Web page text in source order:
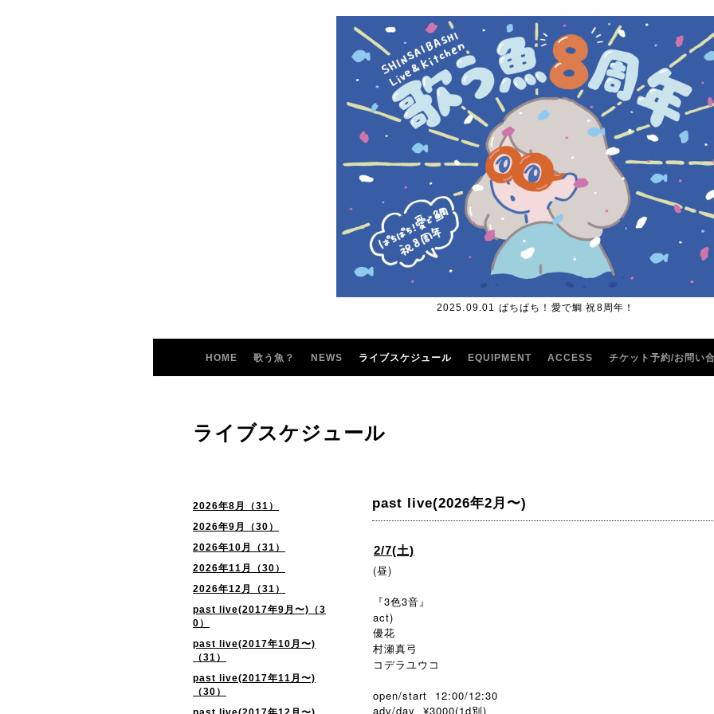
2025.09.01 ぱちぱち！愛で鯛 祝8周年！
HOME 歌う魚？ NEWS ライブスケジュール EQUIPMENT ACCESS チケット予約/お問い
2026年8月（31）
2026年9月（30）
2026年10月（31）
2026年11月（30）
2026年12月（31）
past live(2017年9月〜)（3
0）
past live(2017年10月〜)
（31）
past live(2017年11月〜)
（30）
ライブスケジュール
past live(2026年2月〜)
2/7(土)
(昼)
『3色3音』
act)
優花
村瀬真弓
コデラユウコ
open/start 12:00/12:30
adv/day ¥3000(1d別)